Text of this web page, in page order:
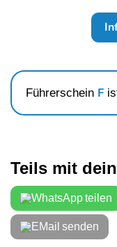
Führerschein F
Teils mit
teilen
senden